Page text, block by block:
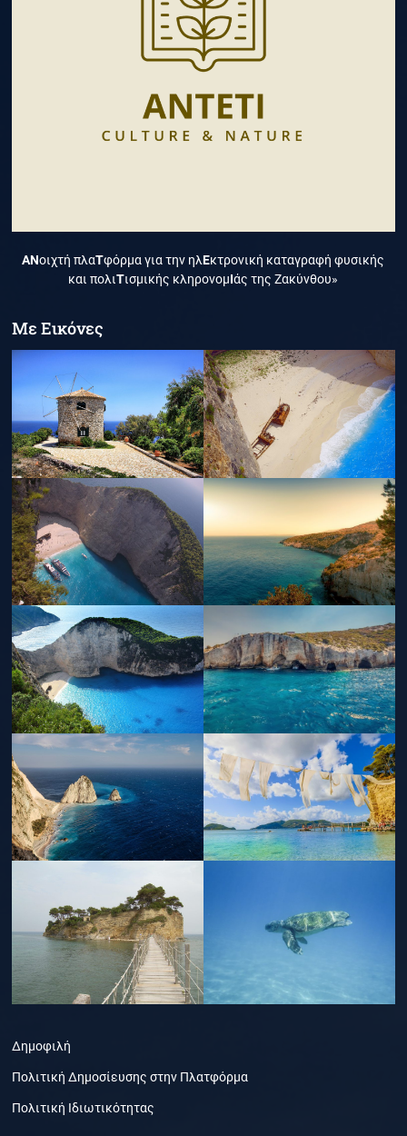
ΑΝοιχτή πλαΤφόρμα για την ηλΕκτρονική καταγραφή φυσικής
και πολιΤισμικής κληρονομΙάς της Ζακύνθου»
Με Εικόνες
Δημοφιλή
Πολιτική Δημοσίευσης στην Πλατφόρμα
Πολιτική Ιδιωτικότητας